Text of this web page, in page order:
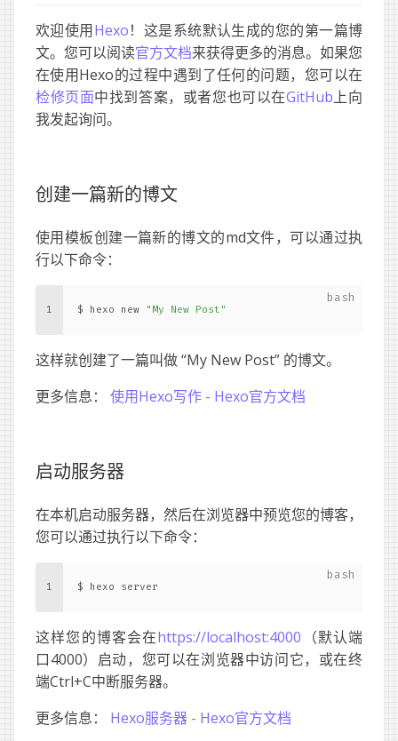
欢迎使用Hexo！这是系统默认生成的您的第一篇博
文。您可以阅读官方文档来获得更多的消息。如果您
在使用Hexo的过程中遇到了任何的问题，您可以在
检修页面中找到答案，或者您也可以在GitHub上向
我发起询问。
创建一篇新的博文
使用模板创建一篇新的博文的md文件，可以通过执
行以下命令：
1 $ hexo new "My New Post"
这样就创建了一篇叫做 “My New Post” 的博文。
更多信息： 使用Hexo写作 - Hexo官方文档
启动服务器
在本机启动服务器，然后在浏览器中预览您的博客，
您可以通过执行以下命令：
1 $ hexo server
这样您的博客会在https://localhost:4000 （默认端
口4000）启动，您可以在浏览器中访问它，或在终
端Ctrl+C中断服务器。
更多信息： Hexo服务器 - Hexo官方文档